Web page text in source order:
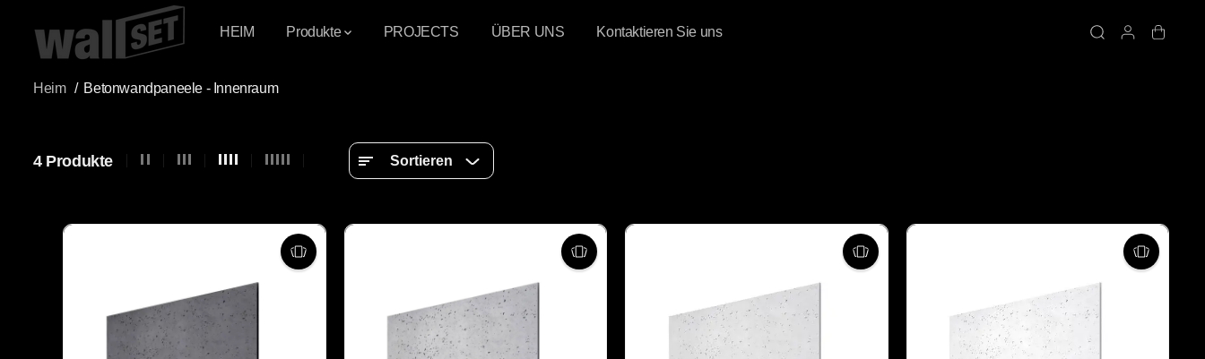
SIE ZU INHALTEN
HEIM Produkte PROJECTS ÜBER UNS Kontaktieren Sie uns
Heim Betonwandpaneele - Innenraum
4 Produkte Sortieren